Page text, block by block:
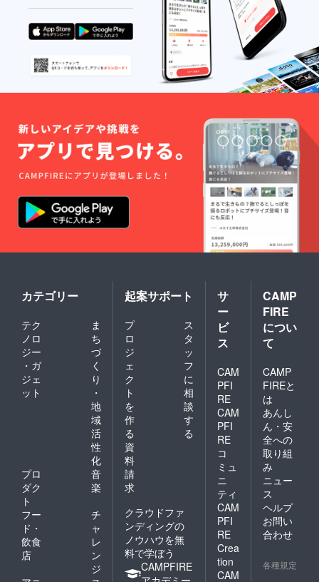
カテゴリー
テク
ノロ
ジー
・ガ
ジェ
ット
ま
ち
づ
く
り
・
地
域
活
性
化
プロ
ダク
ト
音
楽
フー
ド・
飲食
店
チ
ャ
レ
ン
ジ
起案サポート
プ
ロ
ジ
ェ
ク
ト
を
作
る
ス
タ
ッ
フ
に
相
談
す
る
資
料
請
求
クラウドファ
ンディングの
ノウハウを無
料で学ぼう
CAMPFIRE
サ
ー
ビ
ス
CAM
PFI
RE
CAM
PFI
RE
コ
ミュ
ニ
ティ
CAM
PFI
RE
Crea
tion
CAM
CAMP
FIRE
につい
て
CAMP
FIREと
は
あんし
ん・安
全への
取り組
み
ニュー
ス
ヘルプ
お問い
合わせ
各種規定